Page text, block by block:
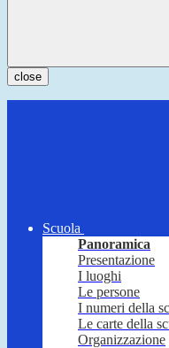
close
Scuola
Panoramica
Presentazione
I luoghi
Le persone
I numeri della
Le carte della
Organizzazione